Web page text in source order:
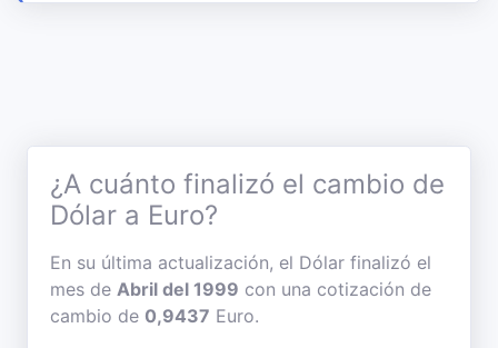
¿A cuánto finalizó el cambio de
Dólar a Euro?
En su última actualización, el Dólar finalizó el
mes de Abril del 1999 con una cotización de
cambio de 0,9437 Euro.